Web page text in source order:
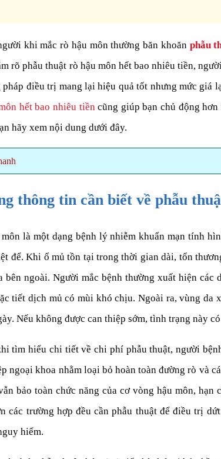
khi mắc rò hậu môn thường băn khoăn phẫu
rõ phẫu thuật rò hậu môn hết bao nhiêu tiền,
pháp điều trị mang lại hiệu quả tốt nhưng mức giá
hết bao nhiêu tiềncũng giúp bạn chủ động
hãy xem nội dung dưới đây.
thông tin cần biết về phẫu
môn là một dạng bệnh lý nhiễm khuẩn mạn tính
để. Khi ổ mủ tồn tại trong thời gian dài, tổn
bên ngoài. Người mắc bệnh thường xuất hiện
tiết dịch mủ có mùi khó chịu. Ngoài ra, vùng da
Nếu không được can thiệp sớm, tình trạng này
tìm hiểu chi tiết về chi phí phẫu thuật, người
ngoại khoa nhằm loại bỏ hoàn toàn đường rò và
bảo toàn chức năng của cơ vòng hậu môn,
các trường hợp đều cần phẫu thuật để điều trị
hiểm.